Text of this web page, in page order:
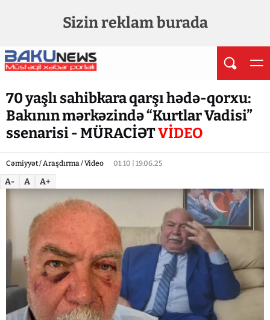
Sizin reklam burada
70 yaşlı sahibkara qarşı hədə-qorxu:
Bakının mərkəzində “Kurtlar Vadisi”
ssenarisi - MÜRACİƏTVİDEO
Cəmiyyət / Araşdırma / Video 01:10 | 19.06.25
A- A A+